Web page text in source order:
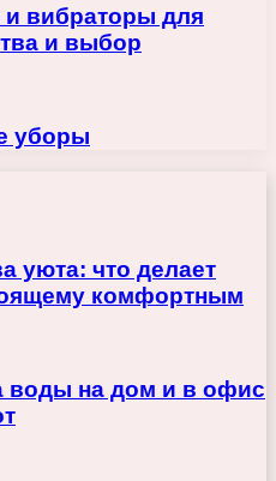
вибраторы для
и выбор
уборы
уюта: что делает
комфортным
воды на дом и в офис